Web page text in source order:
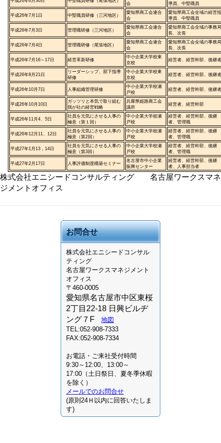
会
導員、中堅職員
平成26年7月1日 中堅職員研修（三河地区）
愛知県商工会連合
会
愛知県商工会全域の経営指
導員、中堅職員
平成26年7月3日 管理職研修（三河地区）
愛知県商工会連合
会
愛知県商工会全域の事務局
長、次長
平成26年7月4日 管理職研修（尾張地区）
愛知県商工会連合
会
愛知県商工会全域の事務局
長、次長
平成26年7月16～17日 経営革新研修
中小企業大学校東
京校
経営者、経営幹部、後継者
平成26年8月21日
リーダーシップ、部下指導
研修
中小企業大学校東
京校
経営者、経営幹部、後継者
平成26年10月7日 人事組織管理研修
中小企業大学校瀬
戸校
経営者、経営幹部、後継者
平成26年10月10日
ガッツリと本気で取り組む
我が社の経営戦略
兵庫県姫路商工会
議所
経営者、経営幹部
平成26年11月4、5日
社員を元気にさせる人事の
極意（第１回）
中小企業大学校瀬
戸校
経営者、経営幹部、後継
者、管理職
平成26年12月11、12日
社員を元気にさせる人事の
極意（第2回）
中小企業大学校瀬
戸校
経営者、経営幹部、後継
者、管理職
平成27年1月13，14日
社員を元気にさせる人事の
極意（第3回）
中小企業大学校瀬
戸校
経営者、経営幹部、後継
者、管理職
平成27年2月17日 人事評価制度構築セミナー
名古屋市中小企業
振興センター
経営者、経営幹部、後継
者、人事担当者
株式会社エニシードコンサルティング 名古屋ワークスマネ
ジメントオフィス
お問合せ
株式会社エニシードコンサル
ティング
名古屋ワークスマネジメント
オフィス
〒460-0005
愛知県名古屋市中区東桜
2丁目22-18 日興ビルヂ
ング７F
地図
TEL:052-908-7333
FAX:052-908-7334
お電話・ご来社受付時間
9:30～12:00、13:00～
17:00（土日祭日、夏冬季休暇
を除く）
メールでのお問合せ
(原則24Ｈ以内に回答いたしま
す)